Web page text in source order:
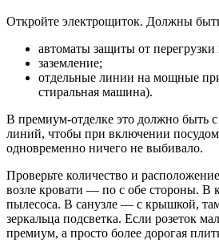
Откройте электрощиток. Должны
автоматы защиты от
заземление;
отдельные линии на мощные
стиральная машина).
В премиум-отделке это должно быть
линий, чтобы при включении
одновременно ничего не выбивало.
Проверьте количество и
возле кровати — по с обе стороны. В
пылесоса. В санузле — с крышкой,
зеркальца подсветка. Если розеток
премиум, а просто более дорогая